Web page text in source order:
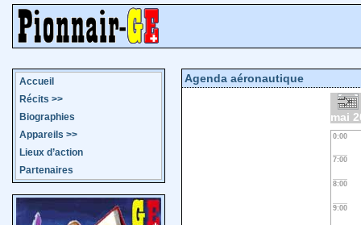
Accueil
Récits >>
Biographies
Appareils >>
Lieux d’action
Partenaires
Agenda aéronautique
mai
0:00
7:00
8:00
9:00